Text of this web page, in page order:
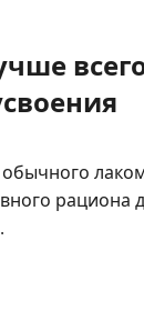
рациона